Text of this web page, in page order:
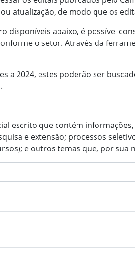
atualização, de modo que os
disponíveis abaixo, é possível
o setor. Através da
a 2024, estes poderão ser
escrito que contém
e extensão; processos
e outros temas que, por